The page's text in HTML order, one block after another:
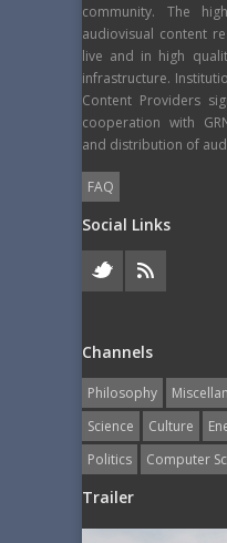
community. The
audiovisual content
live and in high
infrastructure.
Content Providers
cooperation with
and distribution of
FAQ
Social Links
Channels
Philosophy
Science
Culture
Politics
Computer
Trailer